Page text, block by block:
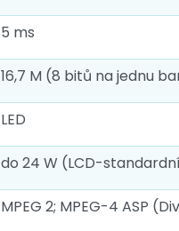
5 ms
16,7 M (8 bitů na jednu
LED
do 24 W (LCD-
MPEG 2; MPEG-4 ASP